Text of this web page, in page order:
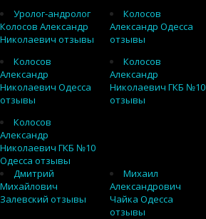
Уролог-андролог
Колосов Александр
Николаевич отзывы
Колосов
Александр Одесса
отзывы
Колосов
Александр
Николаевич Одесса
отзывы
Колосов
Александр
Николаевич ГКБ №10
отзывы
Колосов
Александр
Николаевич ГКБ №10
Одесса отзывы
Дмитрий
Михайлович
Залевский отзывы
Михаил
Александрович
Чайка Одесса
отзывы